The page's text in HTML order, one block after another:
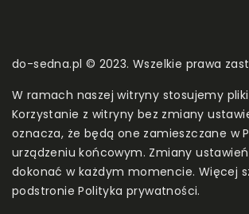
do-sedna.pl © 2023. Wszelkie prawa
W ramach naszej witryny stosujemy
Korzystanie z witryny bez zmiany
oznacza, że będą one zamieszczane w
urządzeniu końcowym. Zmiany
dokonać w każdym momencie. Więcej
podstroniePolityka prywatności.